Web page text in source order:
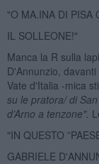
"O MA.INA DI PISA
IL SOLLEONE!"
Manca la R sulla
D'Annunzio,
Vate d'Italia -mica
su le pratora/ di
d’Arno a tenzone".
"IN QUESTO
GABRIELE